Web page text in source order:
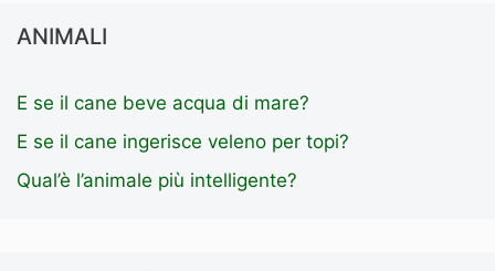
ANIMALI
E se il cane beve acqua di mare?
E se il cane ingerisce veleno per topi?
Qual’è l’animale più intelligente?